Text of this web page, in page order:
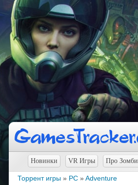
Новинки VR Игры Про Зомби
Торрент игры » PC »Adventure